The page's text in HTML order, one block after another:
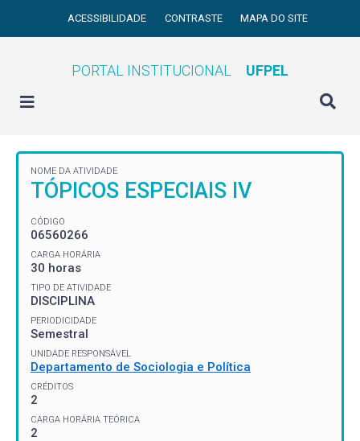
ACESSIBILIDADE CONTRASTE MAPA DO SITE
PORTAL INSTITUCIONAL UFPEL
NOME DA ATIVIDADE
TÓPICOS ESPECIAIS IV
CÓDIGO
06560266
CARGA HORÁRIA
30 horas
TIPO DE ATIVIDADE
DISCIPLINA
PERIODICIDADE
Semestral
UNIDADE RESPONSÁVEL
Departamento de Sociologia e Política
CRÉDITOS
2
CARGA HORÁRIA TEÓRICA
2